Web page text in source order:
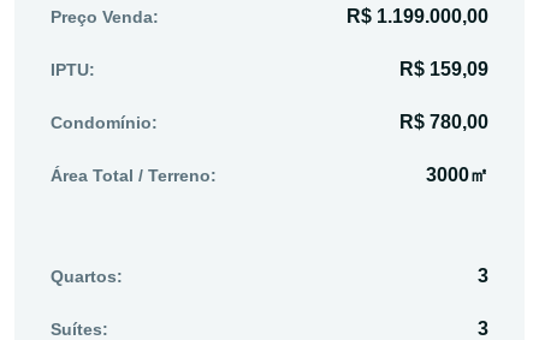
Preço Venda: R$ 1.199.000,00
IPTU: R$ 159,09
Condomínio: R$ 780,00
Área Total / Terreno: 3000㎡
Quartos: 3
Suítes: 3